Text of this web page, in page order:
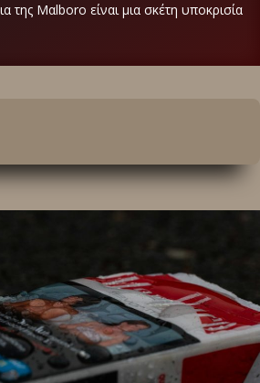
της Mαlboro είναι μια σκέτη υποκρισία